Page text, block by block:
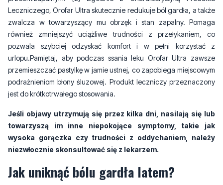
Leczniczego, Orofar Ultra skutecznie redukuje ból gardła, a także
zwalcza w towarzyszący mu obrzęk i stan zapalny. Pomaga
również zmniejszyć uciążliwe trudności z przełykaniem, co
pozwala szybciej odzyskać komfort i w pełni korzystać z
urlopu.Pamiętaj, aby podczas ssania leku Orofar Ultra zawsze
przemieszczać pastylkę w jamie ustnej, co zapobiega miejscowym
podrażnieniom błony śluzowej. Produkt leczniczy przeznaczony
jest do krótkotrwałego stosowania.
Jeśli objawy utrzymują się przez kilka dni, nasilają się lub
towarzyszą im inne niepokojące symptomy, takie jak
wysoka gorączka czy trudności z oddychaniem, należy
niezwłocznie skonsultować się z lekarzem.
Jak uniknąć bólu gardła latem?